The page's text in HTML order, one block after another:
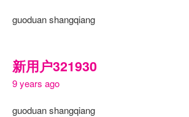
guoduan shangqiang
新用户321930
9 years ago
guoduan shangqiang